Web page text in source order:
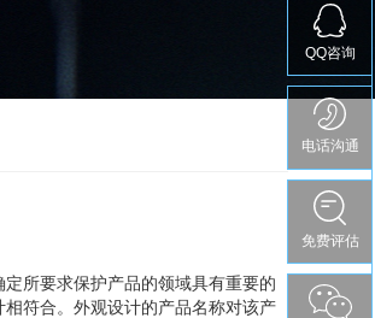
所要求保护产品的领域具有重要的
符合。外观设计的产品名称对该产
QQ咨询
电话沟通
免费评估
免费评估